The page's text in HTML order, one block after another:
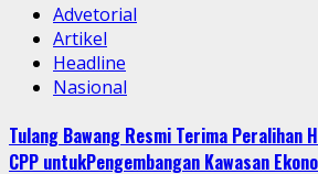
Advetorial
Artikel
Headline
Nasional
Tulang Bawang Resmi Terima Peralihan
CPP untukPengembangan Kawasan